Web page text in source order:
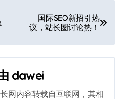
国际SEO新招引热
议，站长圈讨论热！
dawei
长网内容转载自互联网，其相